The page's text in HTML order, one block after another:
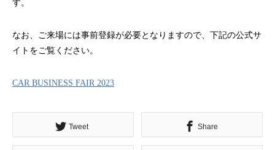
す。
なお、ご来場には事前登録が必要となりますので、下記の公式サ
イトをご覧ください。
CAR BUSINESS FAIR 2023
Tweet Share